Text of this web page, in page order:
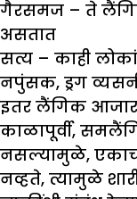
गैरसमज – ते
असतात
सत्य – काही
नपुंसक, ड्रग
इतर लैंगिक आजार
काळापूर्वी,
नसल्यामुळे, एकाच
नव्हते, त्यामुळे